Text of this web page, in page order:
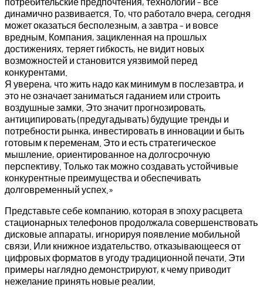
динамично развивается. То, что работало вчера, сегодня
может оказаться бесполезным, а завтра – и вовсе
вредным. Компания, зацикленная на прошлых
достижениях, теряет гибкость, не видит новых
возможностей и становится уязвимой перед
конкурентами.
Я уверена, что жить надо как минимум в послезавтра, и
это не означает заниматься гаданием или строить
воздушные замки. Это значит прогнозировать,
антиципировать (предугадывать) будущие тренды и
потребности рынка, инвестировать в инновации и быть
готовым к переменам. Это и есть стратегическое
мышление, ориентированное на долгосрочную
перспективу. Только так можно создавать устойчивые
конкурентные преимущества и обеспечивать
долговременный успех.»
Представьте себе компанию, которая в эпоху расцвета
стационарных телефонов продолжала совершенствовать
дисковые аппараты, игнорируя появление мобильной
связи. Или книжное издательство, отказывающееся от
цифровых форматов в угоду традиционной печати. Эти
примеры наглядно демонстрируют, к чему приводит
нежелание принять новые реалии.